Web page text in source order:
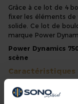
Grâce à ce lot de 4
fixer les éléments
solide. Ce lot de
marque Power
Power Dynamics
scène
Caractéristiques
Se glisse
4x T-Bout M10
En savoir plus